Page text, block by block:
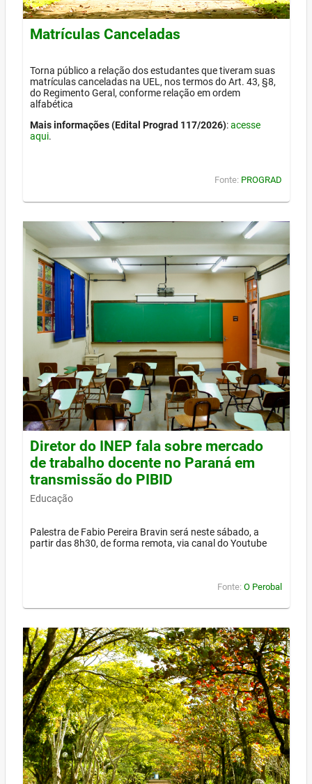
Matrículas Canceladas
Torna público a relação dos estudantes que tiveram suas
matrículas canceladas na UEL, nos termos do Art. 43, §8,
do Regimento Geral, conforme relação em ordem
alfabética
Mais informações (Edital Prograd 117/2026):acesse
aqui.
Fonte: PROGRAD
Diretor do INEP fala sobre mercado
de trabalho docente no Paraná em
transmissão do PIBID
Educação
Palestra de Fabio Pereira Bravin será neste sábado, a
partir das 8h30, de forma remota, via canal do Youtube
Fonte: O Perobal